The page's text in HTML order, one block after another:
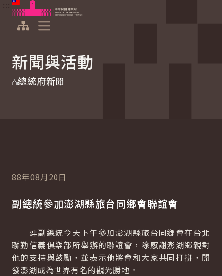
跳到主要內容
中華民國總統府
新聞與活動
總統府新聞
88年08月20日
副總統參加澎湖縣旅台同鄉會聯誼會
連副總統今天下午參加澎湖縣旅台同鄉會在台北
聯勤信義俱樂部所舉辦的聯誼會，除感謝澎湖鄉親對
他的支持與鼓勵，並表示他將會和大家共同打拼，開
發澎湖成為世界有名的觀光勝地。